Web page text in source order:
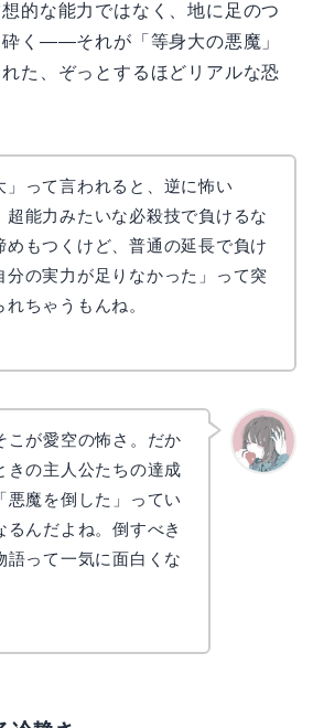
的な能力ではなく、地に足のつ
く——それが「等身大の悪魔」
た、ぞっとするほどリアルな恐
」って言われると、逆に怖い
能力みたいな必殺技で負けるな
めもつくけど、普通の延長で負け
分の実力が足りなかった」って突
れちゃうもんね。
こが愛空の怖さ。だか
きの主人公たちの達成
悪魔を倒した」ってい
るんだよね。倒すべき
語って一気に面白くな